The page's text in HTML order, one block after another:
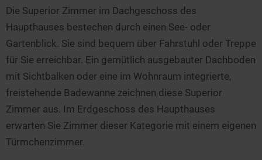
Die Superior Zimmer im Dachgeschoss des
Haupthauses bestechen durch einen See- oder
Gartenblick. Sie sind bequem über Fahrstuhl oder Treppe
für Sie erreichbar. Ein gemütlich ausgebauter Dachboden
mit Sichtbalken oder eine im Wohnraum integrierte,
freistehende Badewanne zeichnen diese Superior
Zimmer aus. Im Erdgeschoss des Haupthauses
erwarten Sie Zimmer dieser Kategorie mit einem eigenen
Türmchenzimmer.